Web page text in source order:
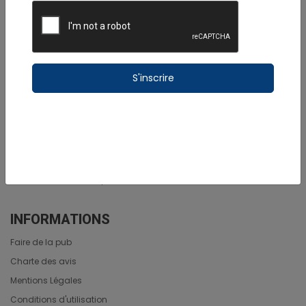
S'inscrire
NAVIGATION
INFORMATIONS
Faire de la pub
Charte des avis
Mentions Légales
Conditions d'utilisation